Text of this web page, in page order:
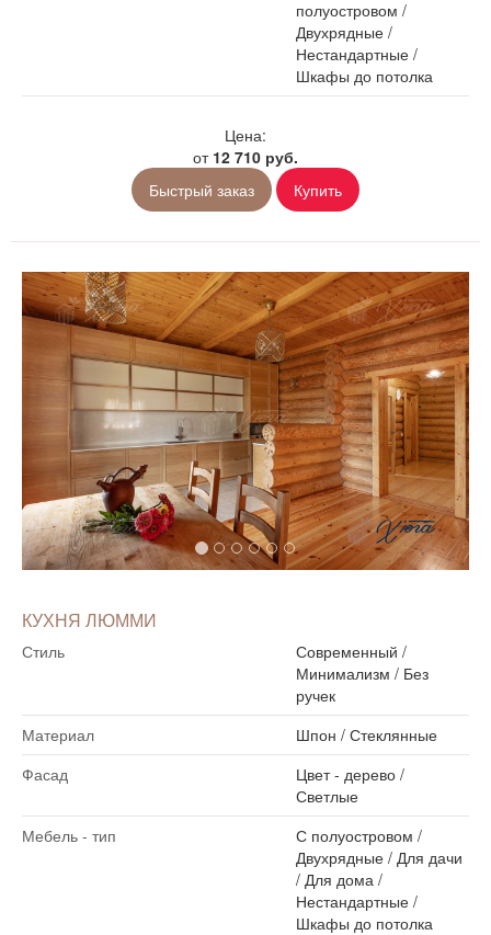
полуостровом /
Двухрядные/
Нестандартные/
Шкафы до потолка
Цена:
от 12 710 руб.
Быстрый заказ
Купить
КУХНЯ ЛЮММИ
Стиль Современный /
Минимализм / Без
ручек
Материал
Шпон / Стеклянные
Фасад
Цвет - дерево/
Светлые
Мебель - тип
С полуостровом /
Двухрядные/ Для дачи
/ Для дома /
Нестандартные/
Шкафы до потолка